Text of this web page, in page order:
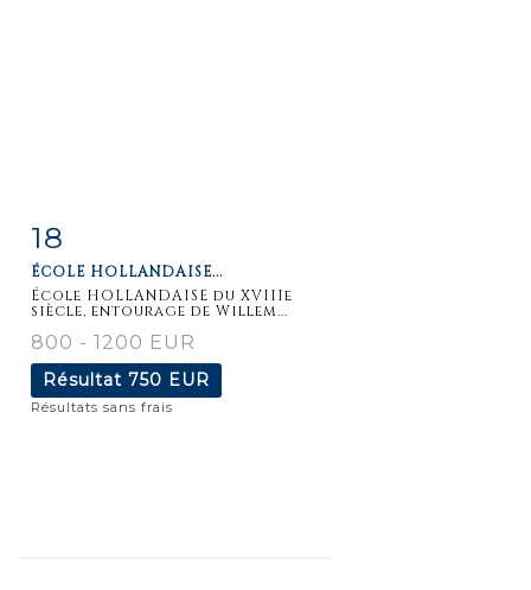
18
ÉCOLE HOLLANDAISE...
École HOLLANDAISE du XVIIIe
siècle, entourage de Willem...
800 - 1200 EUR
Résultat 750 EUR
Résultats sans frais